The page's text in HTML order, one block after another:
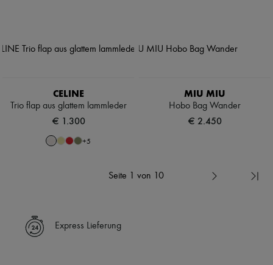
CELINE
Trio flap aus glattem lammleder
€ 1.300
+5
MIU MIU
Hobo Bag Wander
€ 2.450
Seite 1 von 10
Express Lieferung